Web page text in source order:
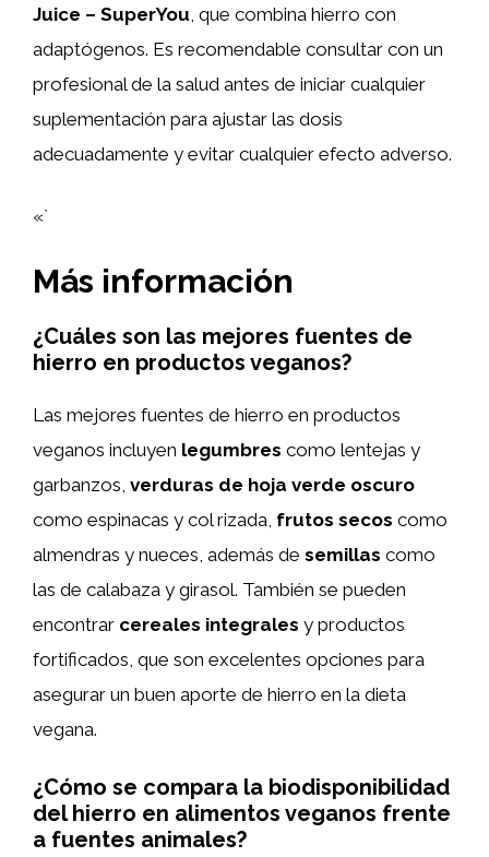
Juice – SuperYou , que combina hierro con
adaptógenos. Es recomendable consultar con un
profesional de la salud antes de iniciar cualquier
suplementación para ajustar las dosis
adecuadamente y evitar cualquier efecto adverso.
«`
Más información
¿Cuáles son las mejores fuentes de
hierro en productos veganos?
Las mejores fuentes de hierro en productos
veganos incluyen legumbres como lentejas y
garbanzos, verduras de hoja verde oscuro
como espinacas y col rizada, frutos secos como
almendras y nueces, además de semillas como
las de calabaza y girasol. También se pueden
encontrar cereales integrales y productos
fortificados, que son excelentes opciones para
asegurar un buen aporte de hierro en la dieta
vegana.
¿Cómo se compara la biodisponibilidad
del hierro en alimentos veganos frente
a fuentes animales?